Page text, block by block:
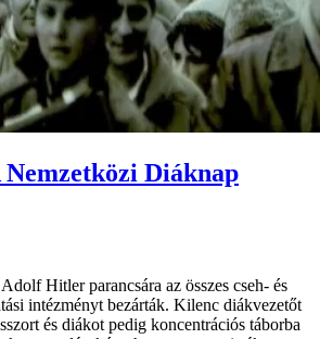
Nemzetközi Diáknap
Hitler parancsára az összes cseh- és
intézményt bezárták. Kilenc diákvezetőt
és diákot pedig koncentrációs táborba